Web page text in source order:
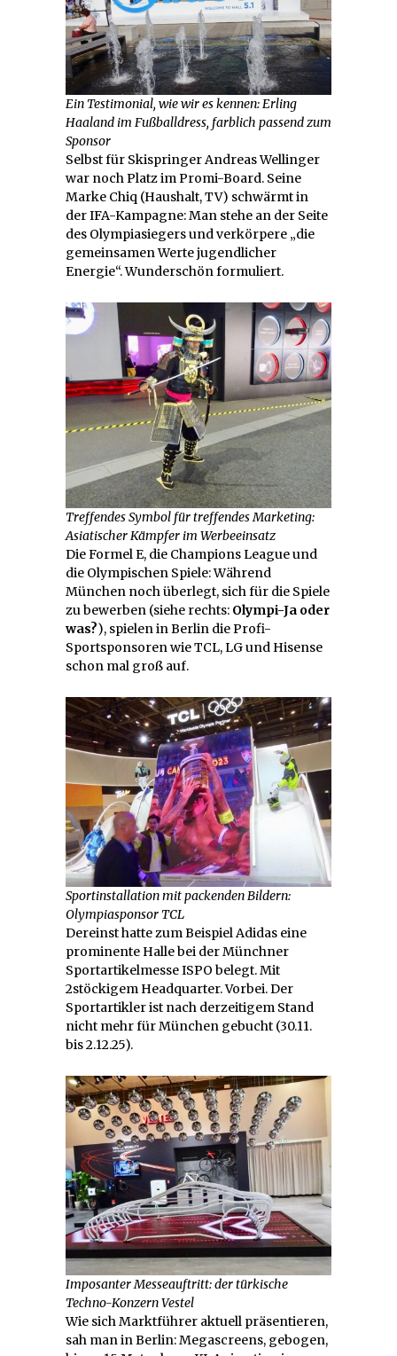
Ein Testimonial, wie wir es kennen: Erling
Haaland im Fußballdress, farblich passend zum
Sponsor
Selbst für Skispringer Andreas Wellinger
war noch Platz im Promi-Board. Seine
Marke Chiq (Haushalt, TV) schwärmt in
der IFA-Kampagne: Man stehe an der Seite
des Olympiasiegers und verkörpere „die
gemeinsamen Werte jugendlicher
Energie“. Wunderschön formuliert.
Treffendes Symbol für treffendes Marketing:
Asiatischer Kämpfer im Werbeeinsatz
Die Formel E, die Champions League und
die Olympischen Spiele: Während
München noch überlegt, sich für die Spiele
zu bewerben (siehe rechts: Olympi-Ja oder
was?), spielen in Berlin die Profi-
Sportsponsoren wie TCL, LG und Hisense
schon mal groß auf.
Sportinstallation mit packenden Bildern:
Olympiasponsor TCL
Dereinst hatte zum Beispiel Adidas eine
prominente Halle bei der Münchner
Sportartikelmesse ISPO belegt. Mit
2stöckigem Headquarter. Vorbei. Der
Sportartikler ist nach derzeitigem Stand
nicht mehr für München gebucht (30.11.
bis 2.12.25).
Imposanter Messeauftritt: der türkische
Techno-Konzern Vestel
Wie sich Marktführer aktuell präsentieren,
sah man in Berlin: Megascreens, gebogen,